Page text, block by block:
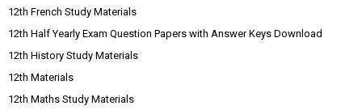
12th French Study Materials
12th Half Yearly Exam Question Papers with Answer Keys Download
12th History Study Materials
12th Materials
12th Maths Study Materials